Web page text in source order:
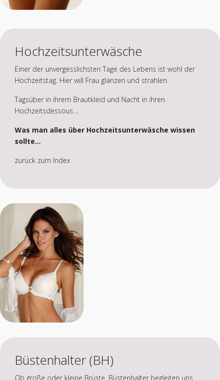
Hochzeitsunterwäsche
Einer der unvergesslichsten Tage des Lebens ist wohl der
Hochzeitstag. Hier will Frau glänzen und strahlen.
Tagsüber in ihrem Brautkleid und Nacht in ihren
Hochzeitsdessous....
Was man alles über Hochzeitsunterwäsche wissen
sollte...
zurück zum Index
Büstenhalter (BH)
Ob große oder kleine Brüste, Büstenhalter begleiten uns